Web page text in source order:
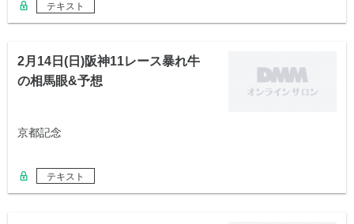
テキスト
2月14日(日)阪神11レース暴れ牛
の相馬眼&予想
京都記念
テキスト